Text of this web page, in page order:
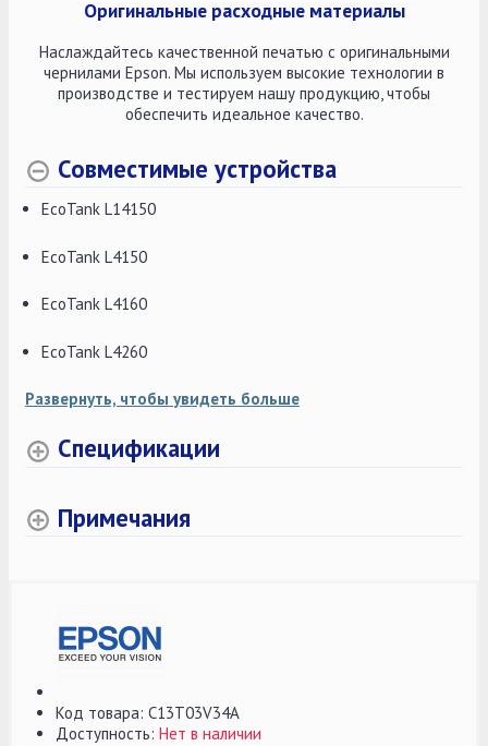
Оригинальные расходные материалы
Наслаждайтесь качественной печатью с оригинальными
чернилами Epson. Мы используем высокие технологии в
производстве и тестируем нашу продукцию, чтобы
обеспечить идеальное качество.
Совместимые устройства
EcoTank L14150
EcoTank L4150
EcoTank L4160
EcoTank L4260
Развернуть, чтобы увидеть больше
Спецификации
Примечания
Код товара: C13T03V34A
Доступность: Нет в наличии